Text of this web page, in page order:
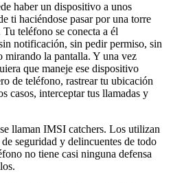
haber un dispositivo a unos
ti haciéndose pasar por una torre
teléfono se conecta a él
notificación, sin pedir permiso, sin
mirando la pantalla. Y una vez
que maneje ese dispositivo
de teléfono, rastrear tu ubicación
casos, interceptar tus llamadas y
llaman IMSI catchers. Los utilizan
seguridad y delincuentes de todo
no tiene casi ninguna defensa